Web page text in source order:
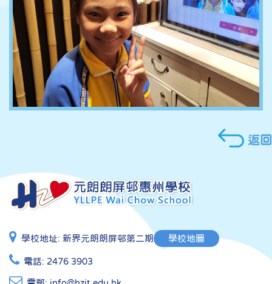
返回
學校地址: 新界元朗朗屏邨第二期 學校地圖
電話: 2476 3903